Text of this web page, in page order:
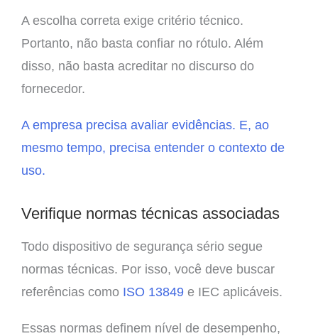
A escolha correta exige critério técnico.
Portanto, não basta confiar no rótulo. Além
disso, não basta acreditar no discurso do
fornecedor.
A empresa precisa avaliar evidências. E, ao
mesmo tempo, precisa entender o contexto de
uso.
Verifique normas técnicas associadas
Todo dispositivo de segurança sério segue
normas técnicas. Por isso, você deve buscar
referências como ISO 13849 e IEC aplicáveis.
Essas normas definem nível de desempenho,